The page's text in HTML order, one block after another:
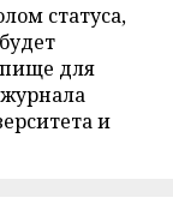
статуса,
пище для
и